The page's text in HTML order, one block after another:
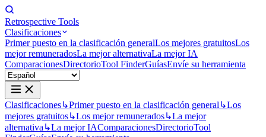
Retrospective Tools
Clasificaciones
Primer puesto en la clasificación generalLos mejores gratuitosLos
mejor remuneradosLa mejor alternativaLa mejor IA
ComparacionesDirectorioTool FinderGuíasEnvíe su herramienta
Clasificaciones↳Primer puesto en la clasificación general ↳Los
mejores gratuitos↳Los mejor remunerados↳La mejor
alternativa ↳La mejor IAComparacionesDirectorioTool